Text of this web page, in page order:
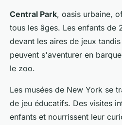
Central Park, oasis urbaine,
tous les âges. Les enfants de
devant les aires de jeux
peuvent s'aventurer en
le zoo.
Les musées de New York se
de jeu éducatifs. Des visites
enfants et nourrissent leur